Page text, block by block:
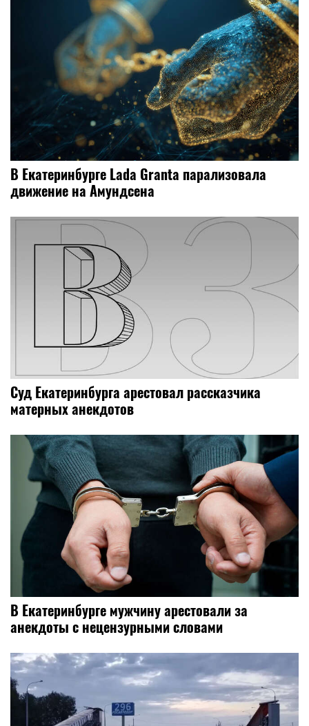
В Екатеринбурге Lada Granta парализовала
движение на Амундсена
Суд Екатеринбурга арестовал рассказчика
матерных анекдотов
В Екатеринбурге мужчину арестовали за
анекдоты с нецензурными словами